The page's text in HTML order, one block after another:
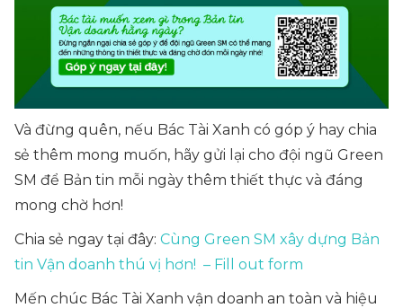
Và đừng quên, nếu Bác Tài Xanh có góp ý hay chia
sẻ thêm mong muốn, hãy gửi lại cho đội ngũ Green
SM để Bản tin mỗi ngày thêm thiết thực và đáng
mong chờ hơn!
Chia sẻ ngay tại đây: Cùng Green SM xây dựng Bản
tin Vận doanh thú vị hơn! – Fill out form
Mến chúc Bác Tài Xanh vận doanh an toàn và hiệu